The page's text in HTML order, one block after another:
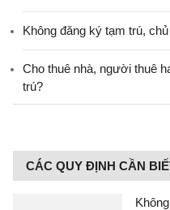
Không đăng ký tạm trú,
Cho thuê nhà, người thuê
trú?
CÁC QUY ĐỊNH CẦN